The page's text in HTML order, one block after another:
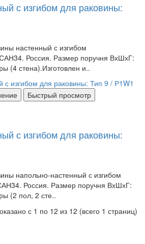
с изгибом для раковины:
настенный с изгибом
Россия. Размер поручня ВхШхГ:
(4 стена).Изготовлен и..
Быстрый просмотр
с изгибом для раковины:
напольно-настенный с изгибом
Россия. Размер поручня ВхШхГ:
(2 пол, 2 сте..
с 1 по 12 из 12 (всего 1 страниц)